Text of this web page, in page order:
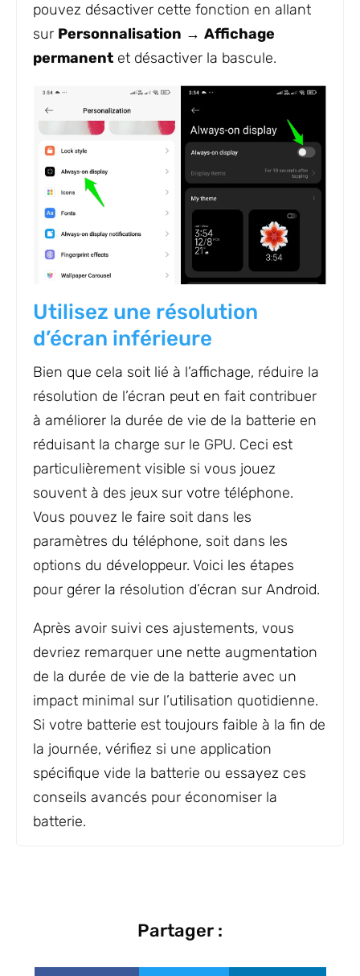
pouvez désactiver cette fonction en allant
sur Personnalisation → Affichage
permanent et désactiver la bascule.
Utilisez une résolution
d’écran inférieure
Bien que cela soit lié à l’affichage, réduire la
résolution de l’écran peut en fait contribuer
à améliorer la durée de vie de la batterie en
réduisant la charge sur le GPU. Ceci est
particulièrement visible si vous jouez
souvent à des jeux sur votre téléphone.
Vous pouvez le faire soit dans les
paramètres du téléphone, soit dans les
options du développeur. Voici les étapes
pour gérer la résolution d’écran sur Android.
Après avoir suivi ces ajustements, vous
devriez remarquer une nette augmentation
de la durée de vie de la batterie avec un
impact minimal sur l’utilisation quotidienne.
Si votre batterie est toujours faible à la fin de
la journée, vérifiez si une application
spécifique vide la batterie ou essayez ces
conseils avancés pour économiser la
batterie.
Partager :